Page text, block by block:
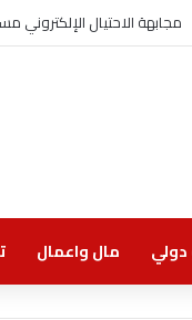
مجابهة الاحتيال الإلكتروني
مال واعمال